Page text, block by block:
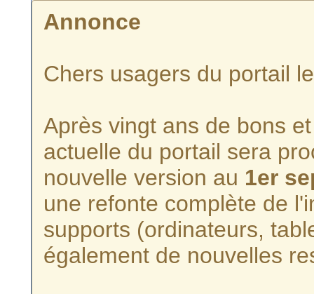
Annonce
Chers usagers du portail
Après vingt ans de bons
actuelle du portail sera
nouvelle version au 1er
une refonte complète de
supports (ordinateurs,
également de nouvelles